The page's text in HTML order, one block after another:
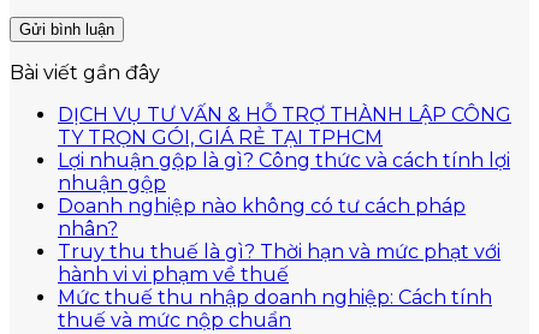
Bài viết gần đây
DỊCH VỤ TƯ VẤN & HỖ TRỢ THÀNH LẬP CÔNG
TY TRỌN GÓI, GIÁ RẺ TẠI TPHCM
có
luận
DỊCH
TƯ
Lợi nhuận gộp là gì? Công thức và cách tính lợi
nhuận gộp
có
luận
ở
Lợi
nhuận
Doanh nghiệp nào không có tư cách pháp
nhân?
có
bình
luận
ở
Truy thu thuế là gì? Thời hạn và mức phạt với
hành vi vi phạm về thuếKhông
có
bình
Mức thuế thu nhập doanh nghiệp: Cách tính
thuế và mức nộp chuẩn